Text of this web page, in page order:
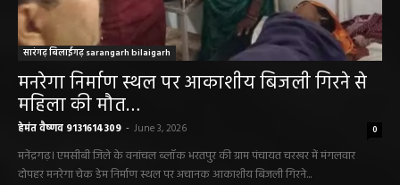
सारंगढ़ बिलाईगढ़ sarangarh bilaigarh
मनरेगा निर्माण स्थल पर आकाशीय बिजली गिरने से
महिला की मौत…
हेमंत वैष्णव 9131614309 - June 3, 2026 0
मनेंद्रगढ़। एमसीबी जिले के वनांचल ब्लॉक भरतपुर की ग्राम पंचायत चरखर में मंगलवार
दोपहर मनरेगा चेक डेम निर्माण स्थल पर अचानक आकाशीय बिजली गिरने...